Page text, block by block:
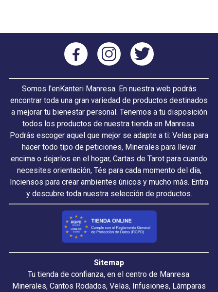
Somos l'enKanteri Manresa. En nuestra web podrás
encontrar toda una gran variedad de productos destinados
a mejorar tu bienestar personal. Tenemos a tu disposición
todos los productos de nuestra tienda en Manresa.
Podrás escoger aquel que mejor se adapte a ti: Velas para
hacer todo tipo de peticiones, Minerales para llevar
encima o dejarlos en el hogar, Cartas de Tarot para cuando
necesites orientación, Tés para cada momento del día,
Inciensos para crear ambientes únicos y mucho más. Entra
y descubre toda nuestra selección de productos.
Sitemap
Tu tienda de confianza, en el centro de Manresa.
Minerales, Cantos Rodados, Velas, Infusiones, Lámparas